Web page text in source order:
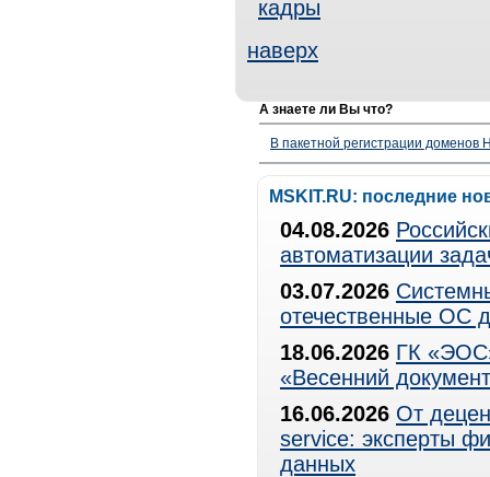
кадры
наверх
А знаете ли Вы что?
В пакетной регистрации доменов
MSKIT.RU: последние
04.08.2026
автоматизации
03.07.2026
отечественные ОС
18.06.2026 ГК
«Весенний
16.06.2026 От
service: эксперты
данных